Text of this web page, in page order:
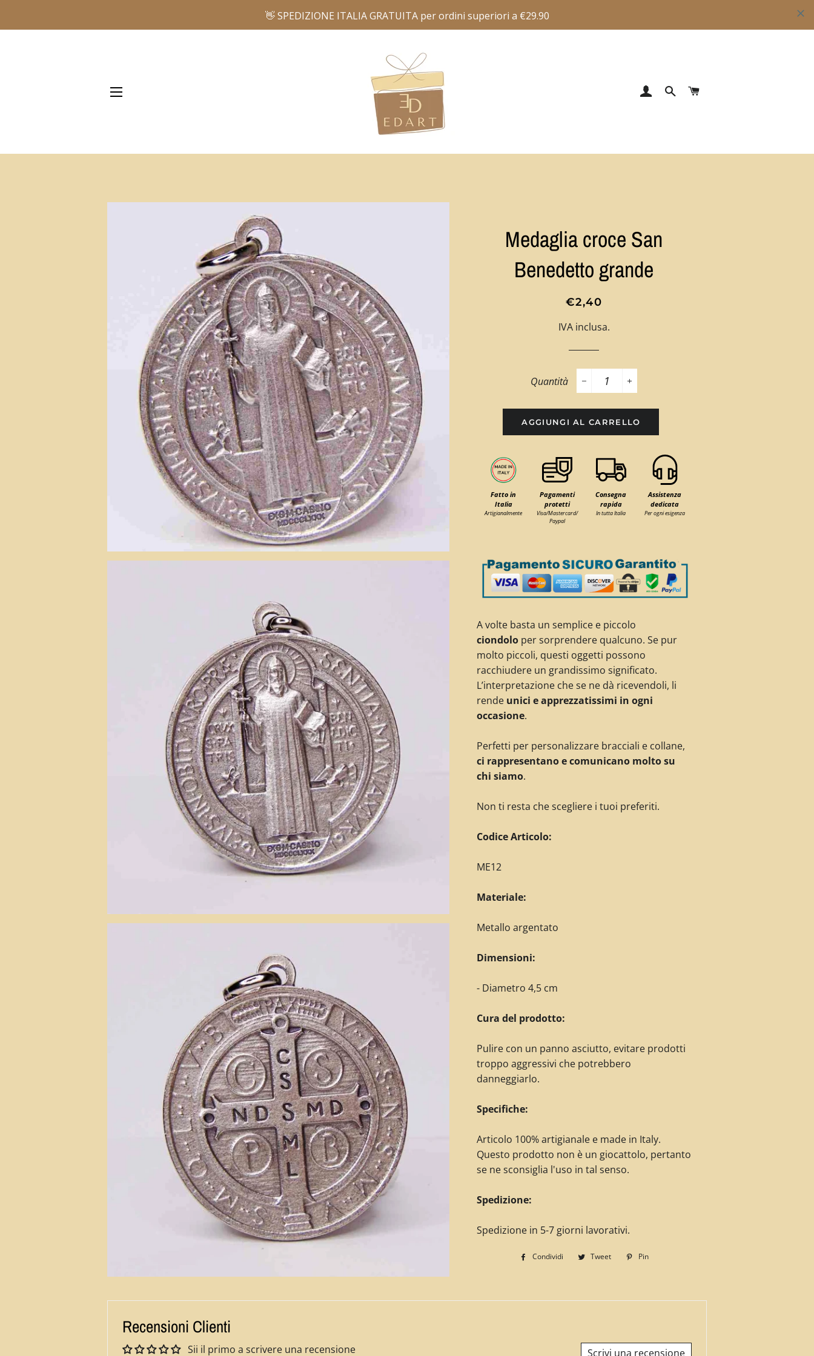
ACCEDICERCA
Medaglia croce San
Benedetto grande
Prezzo
listino
Prezzo
€2,40
IVA inclusa.
Quantità
−
+
AGGIUNGI AL CARRELLO
Fatto in
Italia
Artigianalmente
Pagamenti
protetti
Visa/Mastercard/
Paypal
Consegna
rapida
In tutta Italia
Assistenza
dedicata
Per ogni esigenza
A volte basta un semplice e piccolo
ciondoloper sorprendere qualcuno. Se pur
molto piccoli, questi oggetti possono
racchiudere un grandissimo significato.
L’interpretazione che se ne dà ricevendoli, li
rende unici e apprezzatissimi in ogni
occasione.
Perfetti per personalizzare bracciali e collane,
ci rappresentano e comunicano molto su
chi siamo.
Non ti resta che scegliere i tuoi preferiti.
Codice Articolo:
ME12
Materiale:
Metallo argentato
Dimensioni:
- Diametro 4,5 cm
Cura del prodotto:
Pulire con un panno asciutto, evitare prodotti
troppo aggressivi che potrebbero
danneggiarlo.
Specifiche:
Articolo 100% artigianale e made in Italy.
Questo prodotto non è un giocattolo, pertanto
se ne sconsiglia l'uso in tal senso.
Spedizione:
Spedizione in 5-7 giorni lavorativi.
Condividi
CondividiTweet
Twitta
Pin
Recensioni Clienti
Sii il primo a scrivere una recensione Scrivi una recensione